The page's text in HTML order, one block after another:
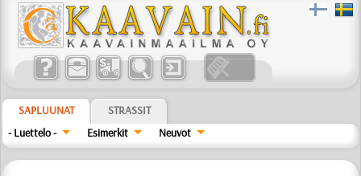
SAPLUUNAT
STRASSIT
- Luettelo -
Esimerkit Neuvot